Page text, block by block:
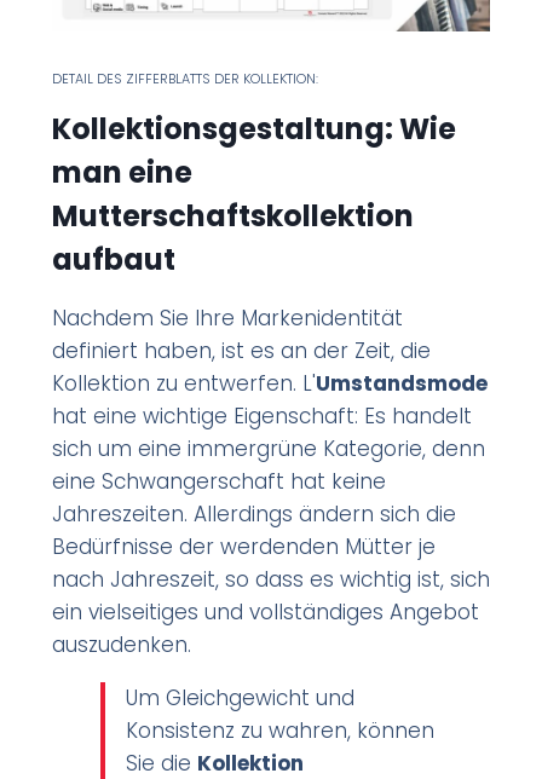
DETAIL DES ZIFFERBLATTS DER KOLLEKTION:
Kollektionsgestaltung: Wie
man eine
Mutterschaftskollektion
aufbaut
Nachdem Sie Ihre Markenidentität
definiert haben, ist es an der Zeit, die
Kollektion zu entwerfen. L'Umstandsmode
hat eine wichtige Eigenschaft: Es handelt
sich um eine immergrüne Kategorie, denn
eine Schwangerschaft hat keine
Jahreszeiten. Allerdings ändern sich die
Bedürfnisse der werdenden Mütter je
nach Jahreszeit, so dass es wichtig ist, sich
ein vielseitiges und vollständiges Angebot
auszudenken.
Um Gleichgewicht und
Konsistenz zu wahren, können
Sie die Kollektion